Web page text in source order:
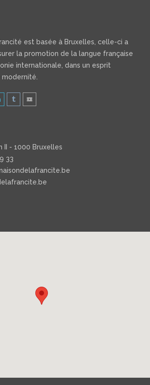
est basée à Bruxelles, celle-ci a
la promotion de la langue française
internationale, dans un esprit
II - 1000 Bruxelles
33